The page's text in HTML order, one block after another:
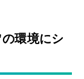
環境にシ